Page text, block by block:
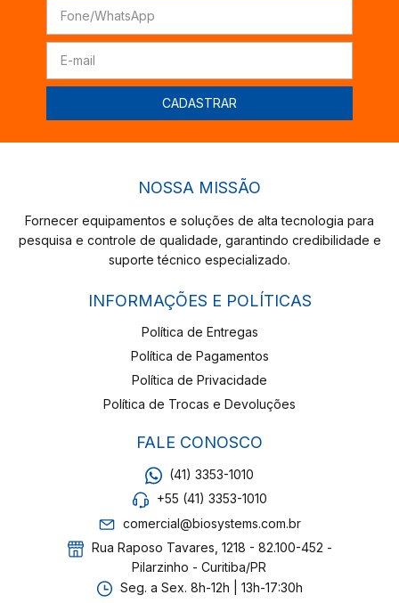
NOSSA MISSÃO
Fornecer equipamentos e soluções de alta tecnologia para
pesquisa e controle de qualidade, garantindo credibilidade e
suporte técnico especializado.
INFORMAÇÕES E POLÍTICAS
Política de Entregas
Política de Pagamentos
Política de Privacidade
Política de Trocas e Devoluções
FALE CONOSCO
(41) 3353-1010
+55 (41) 3353-1010
comercial@biosystems.com.br
Rua Raposo Tavares, 1218 - 82.100-452 -
Pilarzinho - Curitiba/PR
Seg. a Sex. 8h-12h | 13h-17:30h